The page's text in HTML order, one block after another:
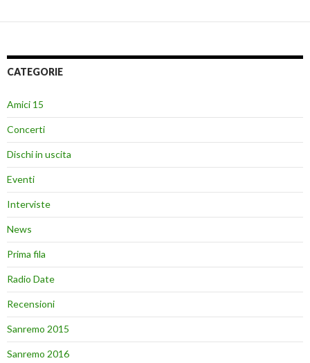
CATEGORIE
Amici 15
Concerti
Dischi in uscita
Eventi
Interviste
News
Prima fila
Radio Date
Recensioni
Sanremo 2015
Sanremo 2016